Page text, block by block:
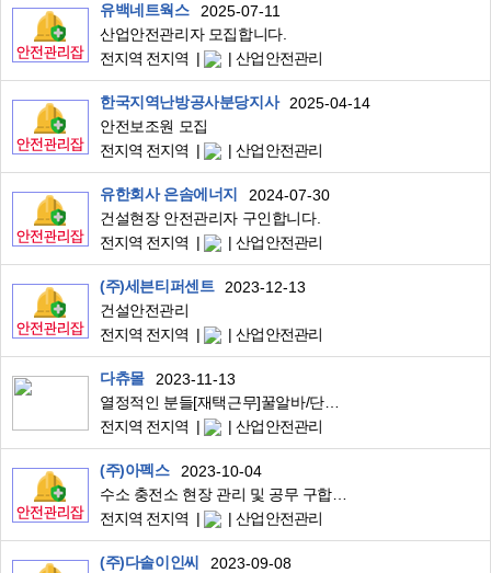
유백네트웍스
2025-07-11
산업안전관리자 모집합니다.
전지역 전지역
산업안전관리
한국지역난방공사분당지사
2025-04-14
안전보조원 모집
전지역 전지역
산업안전관리
유한회사 은솜에너지
2024-07-30
건설현장 안전관리자 구인합니다.
전지역 전지역
산업안전관리
(주)세븐티퍼센트
2023-12-13
건설안전관리
전지역 전지역
산업안전관리
다츄몰
2023-11-13
열정적인 분들[재택근무]꿀알바/단순/상품주문서관리/초보/육아맘/직장인/부업/투잡
전지역 전지역
산업안전관리
(주)아펙스
2023-10-04
전지역 전지역
산업안전관리
(주)다솔이인씨
2023-09-08